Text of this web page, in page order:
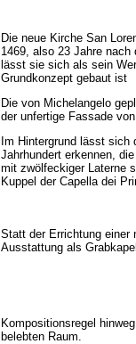
Die neue Kirche San
1469, also 23 Jahre
lässt sie sich als sein
Grundkonzept gebaut ist
Die von Michelangelo
der unfertige Fassade
Im Hintergrund lässt sich
Jahrhundert erkennen,
mit zwölfeckiger Laterne
Kuppel der Capella dei
Statt der Errichtung einer
Ausstattung als
Kompositionsregel
belebten Raum.